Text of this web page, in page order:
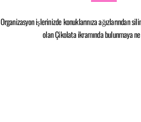
Organizasyon işlerinizde konuklarınıza ağızlarından
olan Çikolata ikramında bulunmaya